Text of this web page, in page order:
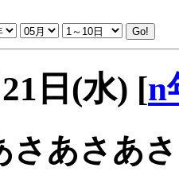
日(水) [n
さあさあ